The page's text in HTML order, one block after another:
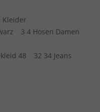
Kleider
3 4 Hosen Damen
48
32 34 Jeans